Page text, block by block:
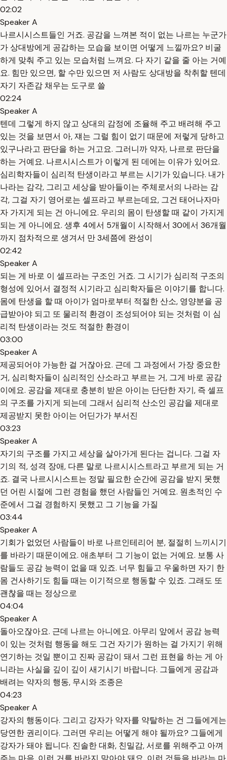
02:02
Speaker A
나르시시스트들인 거죠. 공감을 느껴본 적이 없는 나르는 누군가
가 상대방에게 공감하는 모습을 보이면 어떻게 느낄까요? 비굴
하게 맞춰 주고 있는 모습처럼 느껴요. 다 자기 같을 줄 아는 거예
요. 힘만 있으면, 할 수만 있으면 저 사람도 상대방을 착취할 텐데
자기 자존감 채우는 도구로 쓸
02:24
Speaker A
텐데 그렇게 하지 않고 상대의 감정에 조율해 주고 배려해 주고
있는 것을 보면서 아, 쟤는 그럴 힘이 없기 때문에 저렇게 당하고
있구나라고 판단을 하는 거고요. 그러니까 약자, 나르로 판단을
하는 거예요. 나르시시스트가 이렇게 된 데에는 이유가 있어요.
심리학자들이 심리적 탄생이라고 부르는 시기가 있습니다. 내가
나라는 감각, 그리고 세상을 받아들이는 주체로서의 나라는 감
각, 그걸 자기 영어로는 셀프라고 부르는데요, 그건 태어나자마
자 가지게 되는 건 아니에요. 우리의 몸이 탄생할 때 같이 가지게
되는 게 아니에요. 생후 4에서 5개월이 시작해서 30에서 36개월
까지 점차적으로 생겨서 만 3세쯤에 완성이
02:42
Speaker A
되는 게 바로 이 셀프라는 구조인 거죠. 그 시기가 심리적 구조의
형성에 있어서 결정적 시기라고 심리학자들은 이야기를 합니다.
몸에 탄생을 할 때 아이가 엄마로부터 적절한 산소, 영양분을 공
급받아야 되고 또 물리적 환경이 조성되어야 되는 것처럼 이 심
리적 탄생이라는 것도 적절한 환경이
03:00
Speaker A
제공되어야 가능한 걸 거잖아요. 근데 그 과정에서 가장 중요한
거, 심리학자들이 심리적인 산소라고 부르는 거, 그게 바로 공감
이에요. 공감을 제대로 충분히 받은 아이는 단단한 자기, 즉 셀프
의 구조를 가지게 되는데 그래서 심리적 산소인 공감을 제대로
제공받지 못한 아이는 어딘가가 부서진
03:23
Speaker A
자기의 구조를 가지고 세상을 살아가게 된다는 겁니다. 그걸 자
기의 적, 성격 장애, 다른 말로 나르시시스트라고 부르게 되는 거
죠. 결국 나르시시스트는 정말 필요한 순간에 공감을 받지 못했
던 어린 시절에 그런 경험을 했던 사람들인 거예요. 원초적인 수
준에서 그걸 경험하지 못했고 그 기능을 가질
03:44
Speaker A
기회가 없었던 사람들이 바로 나르인테리어 분, 절절히 느끼시기
를 바라기 때문이에요. 애초부터 그 기능이 없는 거예요. 보통 사
람들도 공감 능력이 없을 때 있죠. 너무 힘들고 우울하면 자기 한
몸 건사하기도 힘들 때는 이기적으로 행동할 수 있죠. 그래도 또
괜찮을 때는 정상으로
04:04
Speaker A
돌아오잖아요. 근데 나르는 아니에요. 아무리 앞에서 공감 능력
이 있는 것처럼 행동을 해도 그건 자기가 원하는 걸 가지기 위해
연기하는 것일 뿐이고 진짜 공감이 돼서 그런 표현을 하는 게 아
니라는 사실을 깊이 깊이 새기시기 바랍니다. 그들에게 공감과
배려는 약자의 행동, 무시와 조종은
04:23
Speaker A
강자의 행동이다. 그리고 강자가 약자를 약탈하는 건 그들에게는
당연한 권리이다. 그러면 우리는 어떻게 해야 될까요? 그들에게
강자가 돼야 됩니다. 진솔한 대화, 친밀감, 서로를 위해주고 아껴